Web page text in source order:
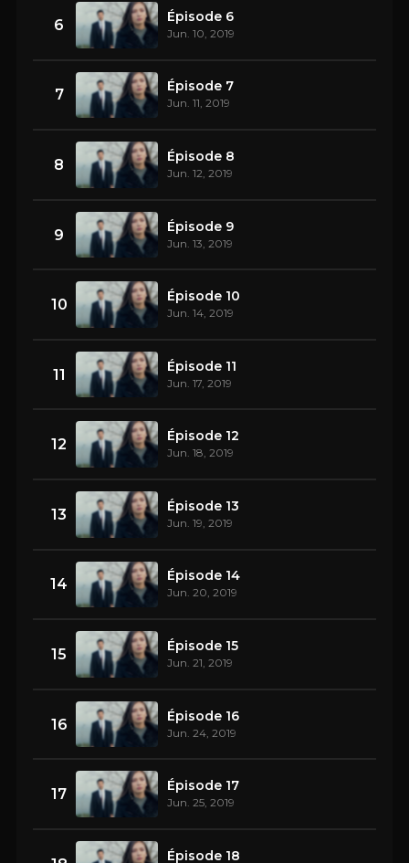
6 Épisode 6
Jun. 10, 2019
7 Épisode 7
Jun. 11, 2019
8 Épisode 8
Jun. 12, 2019
9 Épisode 9
Jun. 13, 2019
10 Épisode 10
Jun. 14, 2019
11 Épisode 11
Jun. 17, 2019
12 Épisode 12
Jun. 18, 2019
13 Épisode 13
Jun. 19, 2019
14 Épisode 14
Jun. 20, 2019
15 Épisode 15
Jun. 21, 2019
16 Épisode 16
Jun. 24, 2019
17 Épisode 17
Jun. 25, 2019
Épisode 18